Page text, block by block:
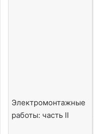
Электромонтажные
работы: часть II